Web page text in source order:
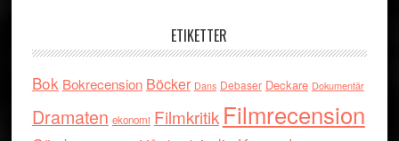
ETIKETTER
Bok Bokrecension Böcker Dans Debaser Deckare Dokumentär
Dramaten ekonomi Filmkritik Filmrecension